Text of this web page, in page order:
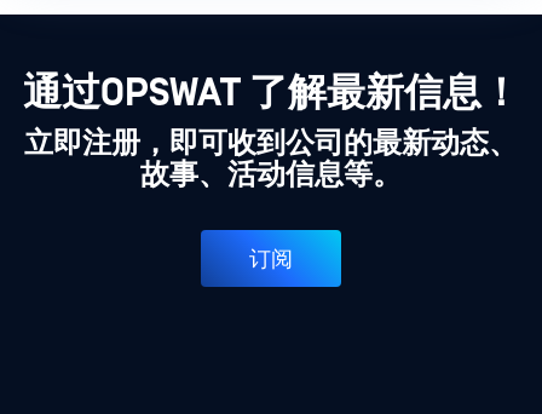
通过OPSWAT 了解最新信息！
立即注册，即可收到公司的最新动态、
故事、活动信息等。
订阅